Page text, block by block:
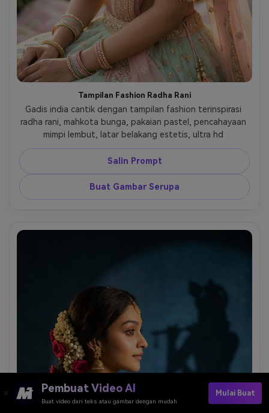
Tampilan Fashion Radha Rani
Gadis india cantik dengan tampilan fashion terinspirasi
radha rani, mahkota bunga, pakaian pastel, pencahayaan
Salin Prompt
Buat Gambar Serupa
Pembuat Video AI
Buat video dari teks atau gambar dengan mudah
Mulai Buat